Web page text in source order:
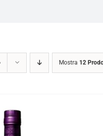
Mostra 12